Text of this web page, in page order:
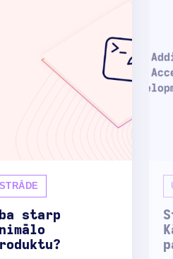
starp